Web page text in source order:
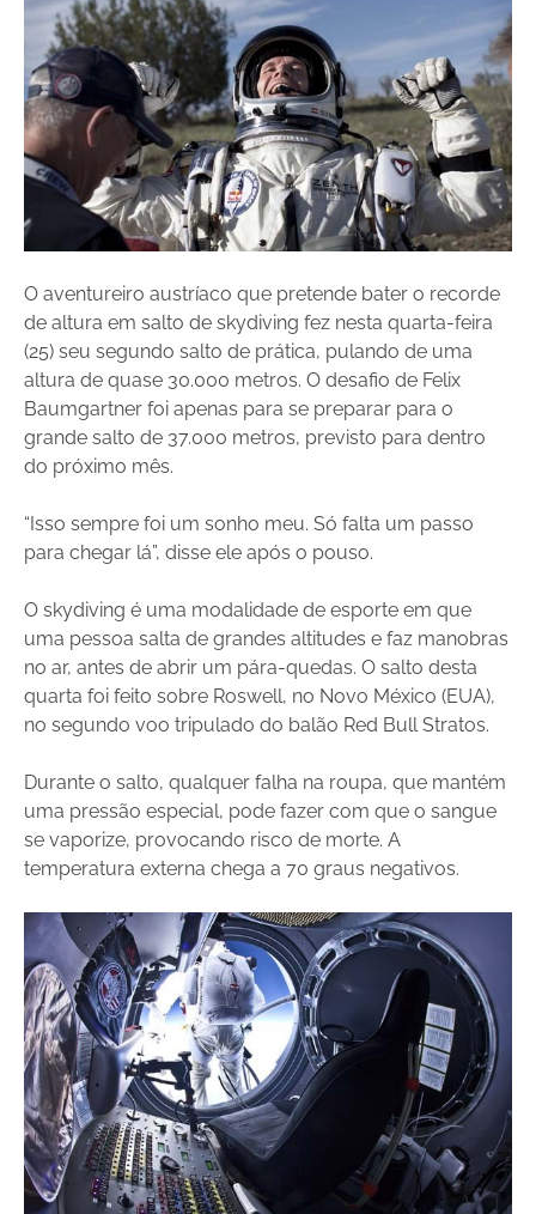
O aventureiro austríaco que pretende bater o recorde
de altura em salto de skydiving fez nesta quarta-feira
(25) seu segundo salto de prática, pulando de uma
altura de quase 30.000 metros. O desafio de Felix
Baumgartner foi apenas para se preparar para o
grande salto de 37.000 metros, previsto para dentro
do próximo mês.
“Isso sempre foi um sonho meu. Só falta um passo
para chegar lá”, disse ele após o pouso.
O skydiving é uma modalidade de esporte em que
uma pessoa salta de grandes altitudes e faz manobras
no ar, antes de abrir um pára-quedas. O salto desta
quarta foi feito sobre Roswell, no Novo México (EUA),
no segundo voo tripulado do balão Red Bull Stratos.
Durante o salto, qualquer falha na roupa, que mantém
uma pressão especial, pode fazer com que o sangue
se vaporize, provocando risco de morte. A
temperatura externa chega a 70 graus negativos.